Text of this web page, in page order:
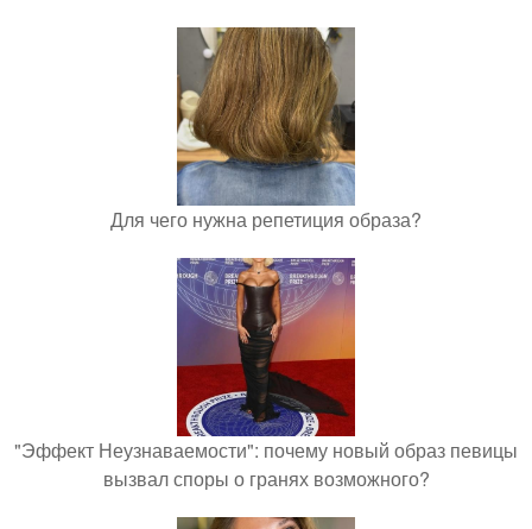
Для чего нужна репетиция образа?
"Эффект Неузнаваемости": почему новый образ певицы
вызвал споры о гранях возможного?